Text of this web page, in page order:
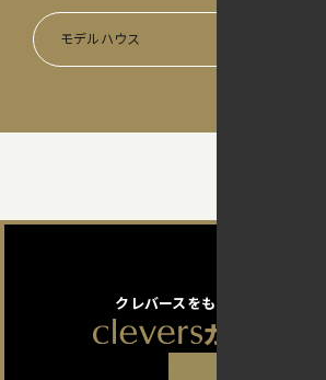
モデルハウス
カタログ無
クレバースをもっと知りたいあ